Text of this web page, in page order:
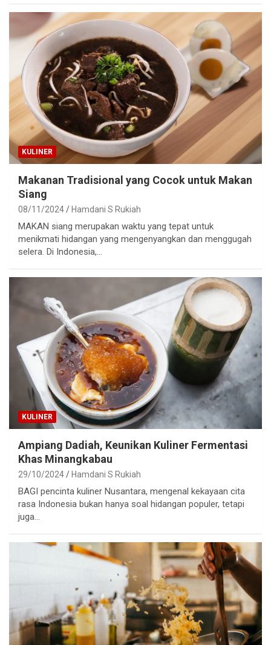
KULINER
Makanan Tradisional yang Cocok untuk Makan
Siang
08/11/2024 Hamdani S Rukiah
MAKAN siang merupakan waktu yang tepat untuk
menikmati hidangan yang mengenyangkan dan menggugah
selera. Di Indonesia,…
KULINER
Ampiang Dadiah, Keunikan Kuliner Fermentasi
Khas Minangkabau
29/10/2024 Hamdani S Rukiah
BAGI pencinta kuliner Nusantara, mengenal kekayaan cita
rasa Indonesia bukan hanya soal hidangan populer, tetapi
juga…